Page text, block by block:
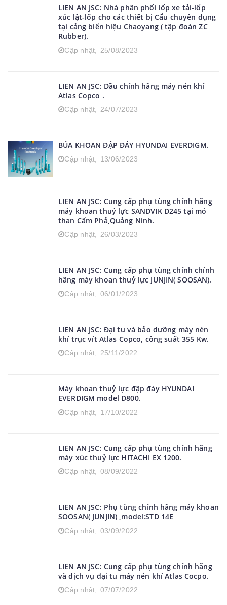
LIEN AN JSC: Nhà phân phối lốp xe tải-lốp
xúc lật-lốp cho các thiết bị Cẩu chuyên dụng
tại cảng biển hiệu Chaoyang ( tập đoàn ZC
Rubber).
Cập nhật, 25/08/2023
LIEN AN JSC: Dầu chính hãng máy nén khí
Atlas Copco .
Cập nhật, 24/07/2023
BÚA KHOAN ĐẬP ĐÁY HYUNDAI EVERDIGM.
Cập nhật, 13/06/2023
LIEN AN JSC: Cung cấp phụ tùng chính hãng
máy khoan thuỷ lực SANDVIK D245 tại mỏ
than Cẩm Phả,Quảng Ninh.
Cập nhật, 26/03/2023
LIEN AN JSC: Cung cấp phụ tùng chính chính
hãng máy khoan thuỷ lực JUNJIN( SOOSAN).
Cập nhật, 06/01/2023
LIEN AN JSC: Đại tu và bảo dưỡng máy nén
khí trục vít Atlas Copco, công suất 355 Kw.
Cập nhật, 25/11/2022
Máy khoan thuỷ lực đập đáy HYUNDAI
EVERDIGM model D800.
Cập nhật, 17/10/2022
LIEN AN JSC: Cung cấp phụ tùng chính hãng
máy xúc thuỷ lực HITACHI EX 1200.
Cập nhật, 08/09/2022
LIEN AN JSC: Phụ tùng chính hãng máy khoan
SOOSAN( JUNJIN) ,model:STD 14E
Cập nhật, 03/09/2022
LIEN AN JSC: Cung cấp phụ tùng chính hãng
và dịch vụ đại tu máy nén khí Atlas Cocpo.
Cập nhật, 07/07/2022